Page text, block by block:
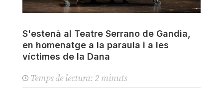
S'estenà al Teatre Serrano de Gandia,
en homenatge a la paraula i a les
víctimes de la Dana
Temps de lectura: 2 minuts